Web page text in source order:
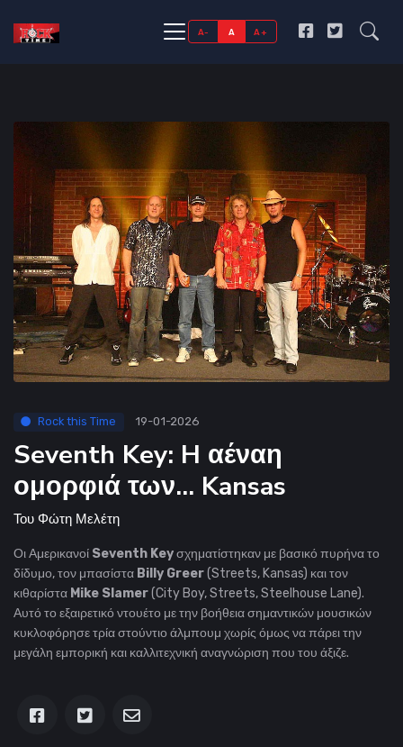
A- A A+
Rock this Time 19-01-2026
Seventh Key: H αέναη
ομορφιά των... Kansas
Του Φώτη Μελέτη
Οι Αμερικανοί Seventh Keyσχηματίστηκαν με βασικό πυρήνα το
δίδυμο, τον μπασίστα Billy Greer(Streets, Kansas) και τον
κιθαρίστα Mike Slamer(City Boy, Streets, Steelhouse Lane).
Αυτό το εξαιρετικό ντουέτο με την βοήθεια σημαντικών μουσικών
κυκλοφόρησε τρία στούντιο άλμπουμ χωρίς όμως να πάρει την
μεγάλη εμπορική και καλλιτεχνική αναγνώριση που του άξιζε.